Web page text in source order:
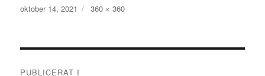
Publicerat
oktober 14, 2021
Full
360 × 360
PUBLICERAT I